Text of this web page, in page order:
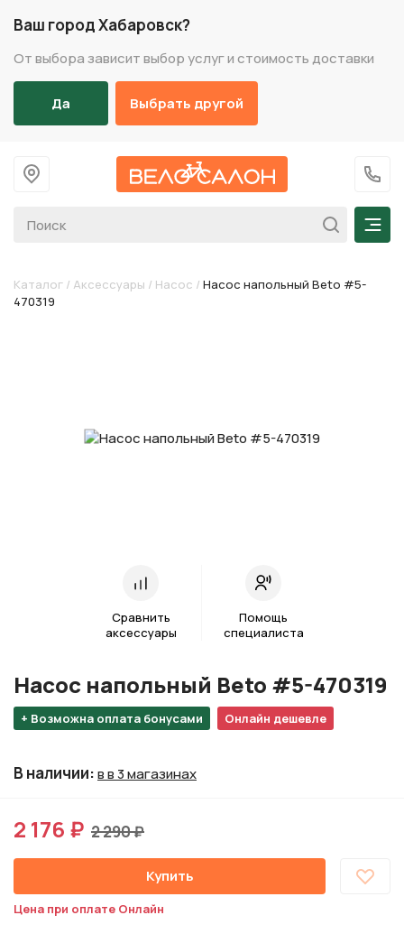
Ваш город Хабаровск?
От выбора зависит выбор услуг и стоимость доставки
Да Выбрать другой
На главную
+7
Каталог / Аксессуары / Насос / Насос напольный Beto #5-
470319
Сравнить
аксессуары
Помощь
специалиста
+ Возможна оплата бонусами Онлайн дешевле
Насос напольный Beto #5-470319
В наличии:в в 3 магазинах
2 176 ₽ 2 290 ₽
Купить
Цена при оплате Онлайн